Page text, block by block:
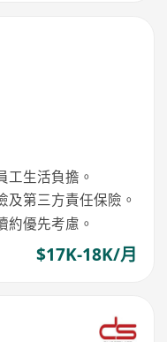
工生活負擔。
第三方責任保險。
約優先考慮。
$17K-18K/月